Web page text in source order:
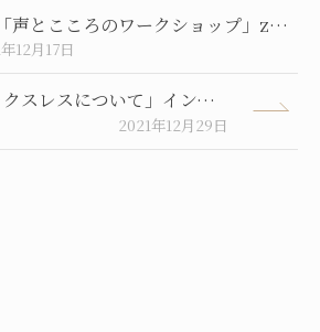
1月「声とこころのワークショップ」zoomのお席が満席となりました。
12月17日
「夫婦のセックスレスについて」インタビュー記事が公開されました。
2021年12月29日